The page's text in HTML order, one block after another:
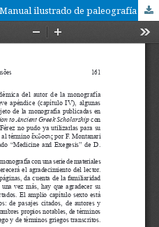
MARCOS GARCÃA, Juan-José, Manual ilustrado de paleografía griega, Madrid, Clásicos Dyckinson, 2016, 558 pp. ISBN: 978-84-9148-007-5.